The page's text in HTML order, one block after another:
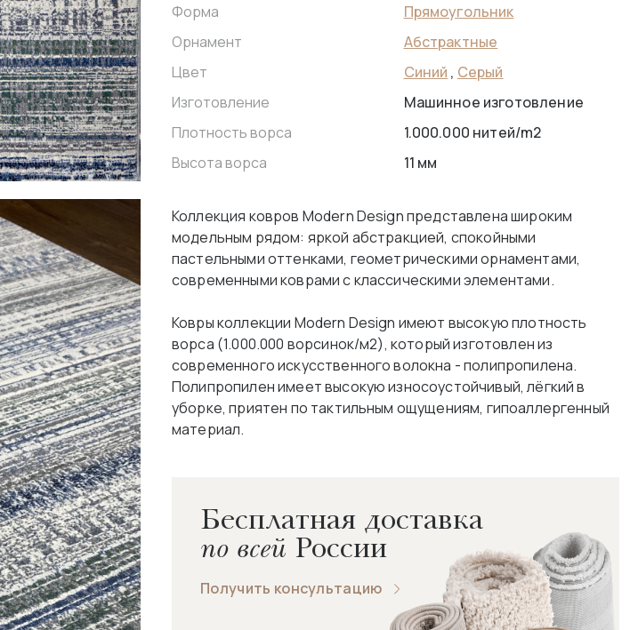
Форма
Прямоугольник
Орнамент
Абстрактные
Цвет
Синий , Серый
Изготовление
Машинное изготовление
Плотность ворса
1.000.000 нитей/m2
Высота ворса
11 мм
Коллекция ковров Modern Design представлена широким
модельным рядом: яркой абстракцией, спокойными
пастельными оттенками, геометрическими орнаментами,
современными коврами с классическими элементами.
Ковры коллекции Modern Design имеют высокую плотность
ворса (1.000.000 ворсинок/м2), который изготовлен из
современного искусственного волокна - полипропилена.
Полипропилен имеет высокую износоустойчивый, лёгкий в
уборке, приятен по тактильным ощущениям, гипоаллергенный
материал.
Бесплатная доставка
по всей России
Получить консультацию